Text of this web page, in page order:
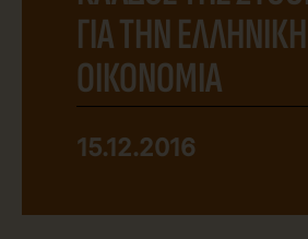
ΓΙΑ ΤΗΝ ΕΛΛΗΝΙΚΗ
ΟΙΚΟΝΟΜΙΑ
15.12.2016